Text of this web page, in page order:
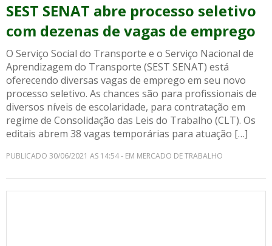
SEST SENAT abre processo seletivo
com dezenas de vagas de emprego
O Serviço Social do Transporte e o Serviço Nacional de
Aprendizagem do Transporte (SEST SENAT) está
oferecendo diversas vagas de emprego em seu novo
processo seletivo. As chances são para profissionais de
diversos níveis de escolaridade, para contratação em
regime de Consolidação das Leis do Trabalho (CLT). Os
editais abrem 38 vagas temporárias para atuação […]
PUBLICADO 30/06/2021 AS 14:54 - EM MERCADO DE TRABALHO